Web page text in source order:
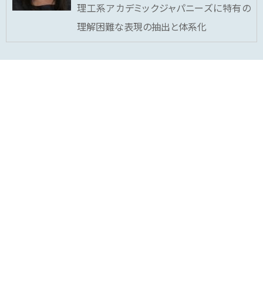
理工系アカデミックジャパニーズに特有の
理解困難な表現の抽出と体系化